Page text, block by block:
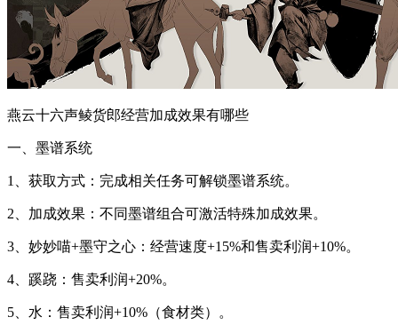
燕云十六声鲮货郎经营加成效果有哪些
一、墨谱系统
1、获取方式：完成相关任务可解锁墨谱系统。
2、加成效果：不同墨谱组合可激活特殊加成效果。
3、妙妙喵+墨守之心：经营速度+15%和售卖利润+10%。
4、蹊跷：售卖利润+20%。
5、水：售卖利润+10%（食材类）。